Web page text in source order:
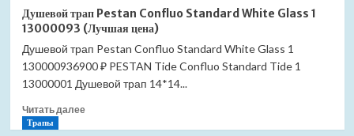
(Лучшая
цена)
лоток
Pestan
Confluo
Frameless
Line
13701205
Душевой трап Pestan Confluo Standard White Glass 1
13000093 (Лучшая цена)
Душевой трап Pestan Confluo Standard White Glass 1
130000936900 ₽ PESTAN Tide Confluo Standard Tide 1
13000001 Душевой трап 14*14...
Читать далееПрочитать
Трапы